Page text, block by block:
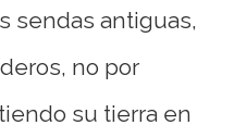
sendas antiguas,
no por
su tierra en